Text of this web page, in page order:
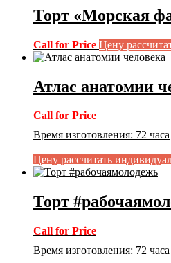
Торт «Морская
Call for Price Цену
Атлас анатомии
Call for Price
Время изготовления: 72 часа
Цену рассчитать
Торт
Call for Price
Время изготовления: 72 часа